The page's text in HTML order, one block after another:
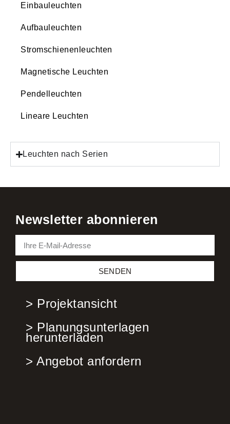
Einbauleuchten
Aufbauleuchten
Stromschienenleuchten
Magnetische Leuchten
Pendelleuchten
Lineare Leuchten
Leuchten nach Serien
Newsletter abonnieren
SENDEN
> Projektansicht
> Planungsunterlagen
herunterladen
> Angebot anfordern